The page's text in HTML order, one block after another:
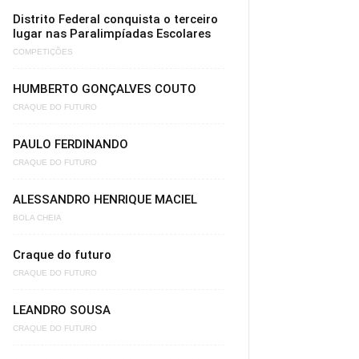
Distrito Federal conquista o terceiro
lugar nas Paralimpíadas Escolares
COMPETIÇÕES
HUMBERTO GONÇALVES COUTO
CRAQUE DO FUTURO
PAULO FERDINANDO
CRAQUE DO FUTURO
ALESSANDRO HENRIQUE MACIEL
BOLA CHEIA
Craque do futuro
CRAQUE DO FUTURO
LEANDRO SOUSA
CRAQUE DO FUTURO